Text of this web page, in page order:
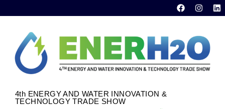
4th ENERGY AND WATER INNOVATION &
TECHNOLOGY TRADE SHOW